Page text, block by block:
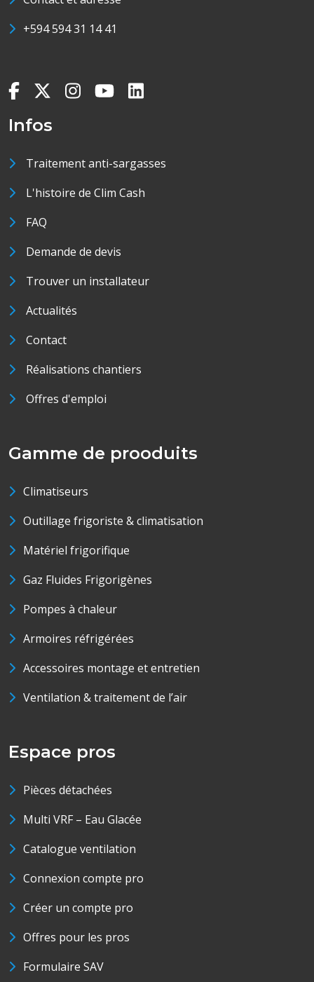
+594 594 31 14 41
Infos
Traitement anti-sargasses
L'histoire de Clim Cash
FAQ
Demande de devis
Trouver un installateur
Actualités
Contact
Réalisations chantiers
Offres d'emploi
Gamme de prooduits
Climatiseurs
Outillage frigoriste & climatisation
Matériel frigorifique
Gaz Fluides Frigorigènes
Pompes à chaleur
Armoires réfrigérées
Accessoires montage et entretien
Ventilation & traitement de l’air
Espace pros
Pièces détachées
Multi VRF – Eau Glacée
Catalogue ventilation
Connexion compte pro
Créer un compte pro
Offres pour les pros
Formulaire SAV